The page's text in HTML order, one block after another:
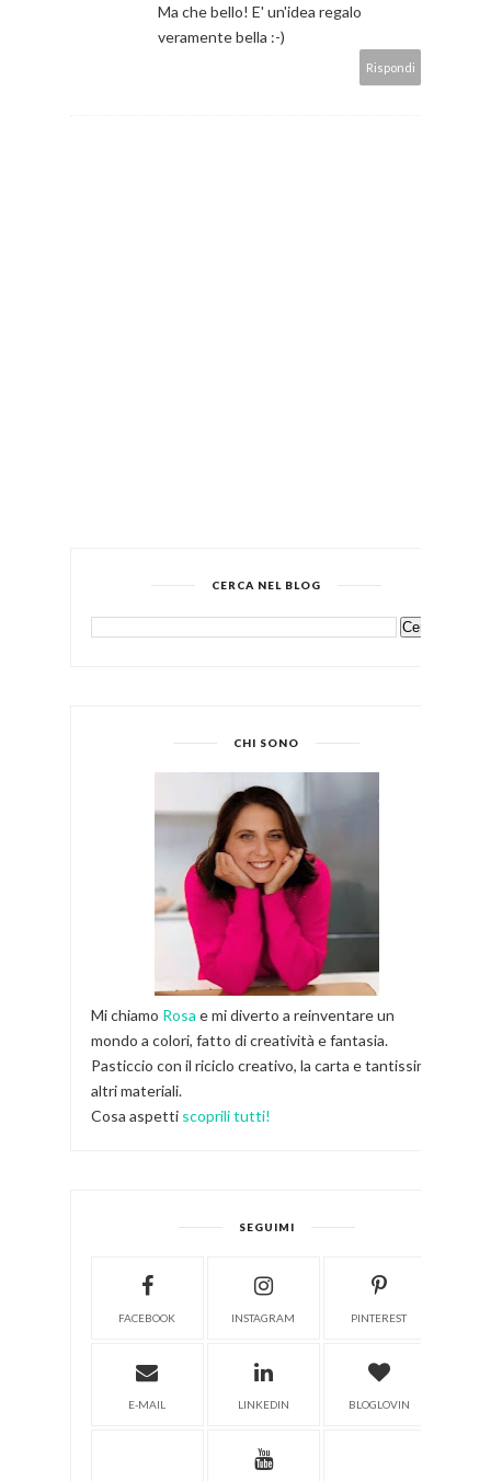
Ma che bello! E' un'idea regalo
veramente bella :-)
Rispondi
CERCA NEL BLOG
CHI SONO
Mi chiamo Rosa e mi diverto a reinventare un
mondo a colori, fatto di creatività e fantasia.
Pasticcio con il riciclo creativo, la carta e tantissimi
altri materiali.
Cosa aspetti scoprili tutti!
SEGUIMI
FACEBOOK INSTAGRAM PINTEREST
E-MAIL LINKEDIN BLOGLOVIN